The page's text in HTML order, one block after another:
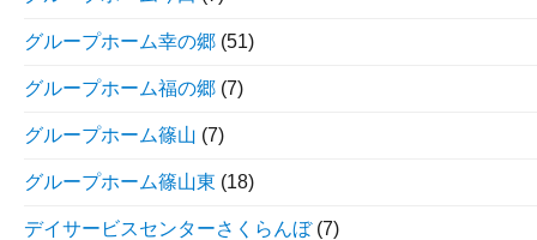
グループホーム幸の郷 (51)
グループホーム福の郷 (7)
グループホーム篠山 (7)
グループホーム篠山東 (18)
デイサービスセンターさくらんぼ(7)